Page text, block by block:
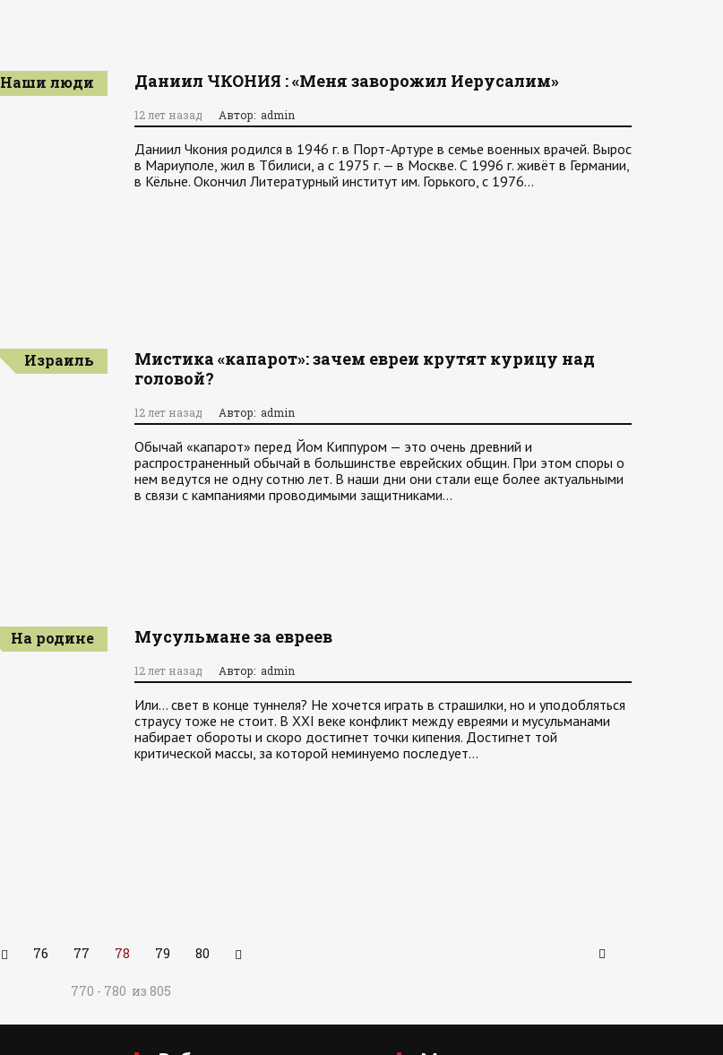
Наши люди Даниил ЧКОНИЯ : «Меня заворожил Иерусалим»
12 лет назад Автор: admin
Даниил Чкония родился в 1946 г. в Порт-Артуре в семье военных врачей. Вырос
в Мариуполе, жил в Тбилиси, а с 1975 г. — в Москве. С 1996 г. живёт в Германии,
в Кёльне. Окончил Литературный институт им. Горького, с 1976…
Израиль
Мистика «капарот»: зачем евреи крутят курицу над
головой?
12 лет назад Автор: admin
Обычай «капарот» перед Йом Киппуром — это очень древний и
распространенный обычай в большинстве еврейских общин. При этом споры о
нем ведутся не одну сотню лет. В наши дни они стали еще более актуальными
в связи с кампаниями проводимыми защитниками…
На родине Мусульмане за евреев
12 лет назад Автор: admin
Или… свет в конце туннеля? Не хочется играть в страшилки, но и уподобляться
страусу тоже не стоит. В XXI веке конфликт между евреями и мусульманами
набирает обороты и скоро достигнет точки кипения. Достигнет той
критической массы, за которой неминуемо последует…
76 77 78 79 80
770 - 780 из 805